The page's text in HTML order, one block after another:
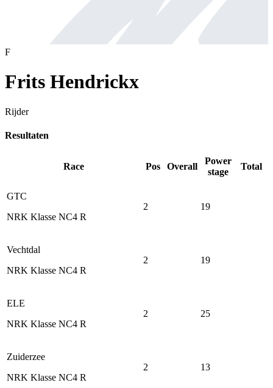
F
Frits Hendrickx
Rijder
Resultaten
Race Pos Overall
Power
stage
Total
GTC
NRK Klasse NC4 R
2 19
Vechtdal
NRK Klasse NC4 R
2 19
ELE
NRK Klasse NC4 R
2 25
Zuiderzee
NRK Klasse NC4 R
2 13